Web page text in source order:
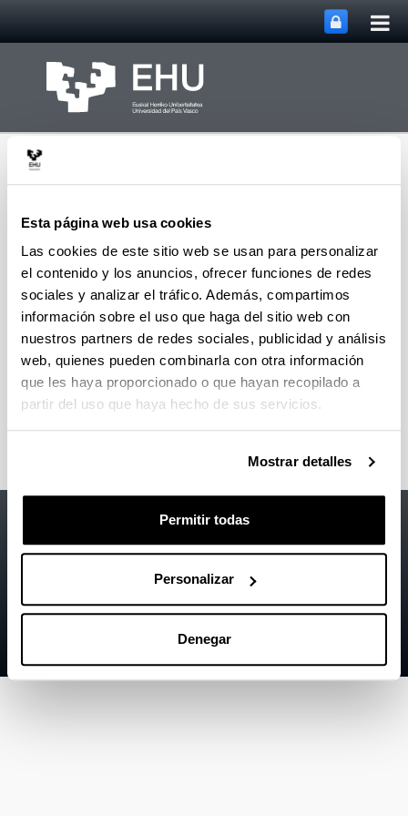
Esta página web usa cookies
Las cookies de este sitio web se usan para personalizar
el contenido y los anuncios, ofrecer funciones de redes
sociales y analizar el tráfico. Además, compartimos
información sobre el uso que haga del sitio web con
nuestros partners de redes sociales, publicidad y análisis
web, quienes pueden combinarla con otra información
que les haya proporcionado o que hayan recopilado a
partir del uso que haya hecho de sus servicios.
Mostrar detalles
Permitir todas
Personalizar
Denegar
GEZKI - Instituto de
Derecho Cooperativo y
Economía Social
Menú
Memorias de investigación
https://www.gezki.eus/es/memorias.php
Información legal
Mapa